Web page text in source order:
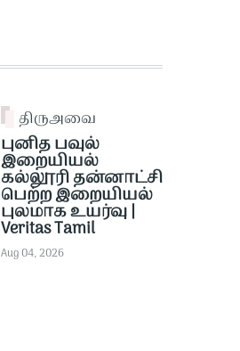
திருஅவை
புனித பவுல்
இறையியல்
கல்லூரி தன்னாட்சி
பெற்ற இறையியல்
புலமாக உயர்வு |
Veritas Tamil
Aug 04, 2026